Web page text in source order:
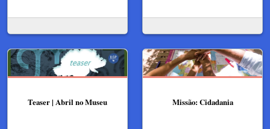
Teaser | Abril no Museu Missão: Cidadania